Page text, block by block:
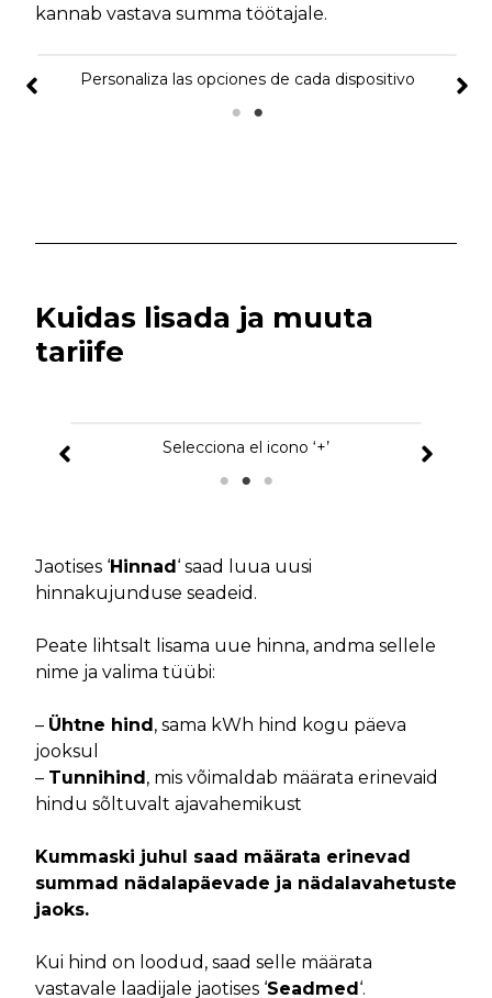
kannab vastava summa töötajale.
Personaliza las opciones de cada dispositivo
Kuidas lisada ja muuta
tariife
Selecciona el icono ‘+’
Jaotises ‘Hinnad ‘ saad luua uusi
hinnakujunduse seadeid.
Peate lihtsalt lisama uue hinna, andma sellele
nime ja valima tüübi:
– Ühtne hind , sama kWh hind kogu päeva
jooksul
– Tunnihind , mis võimaldab määrata erinevaid
hindu sõltuvalt ajavahemikust
Kummaski juhul saad määrata erinevad
summad nädalapäevade ja nädalavahetuste
jaoks.
Kui hind on loodud, saad selle määrata
vastavale laadijale jaotises ‘Seadmed ‘.